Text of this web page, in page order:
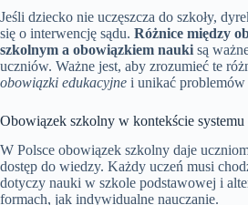
Jeśli dziecko nie uczęszcza do szkoły,
się o interwencję sądu. Różnice między
szkolnym a obowiązkiem nauki są
uczniów. Ważne jest, aby zrozumieć te
obowiązki edukacyjne i unikać
Obowiązek szkolny w kontekście systemu
W Polsce obowiązek szkolny daje
dostęp do wiedzy. Każdy uczeń musi
dotyczy nauki w szkole podstawowej i
formach, jak indywidualne nauczanie.